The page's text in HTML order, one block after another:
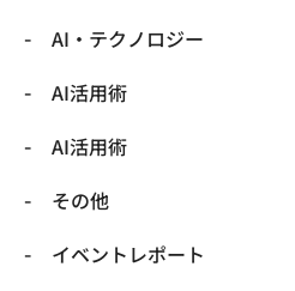
​AI・テクノロジー
​AI活用術
​AI活用術
​その他
​イベントレポート